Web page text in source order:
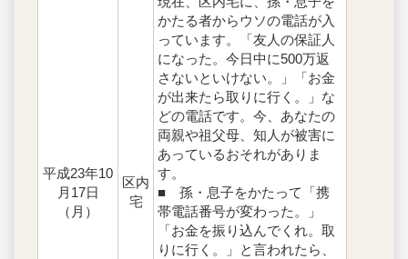
平成23年10
月17日
（月）
区内
宅
かたる者からウソの電話が入
っています。「友人の保証人
になった。今日中に500万返
さないといけない。」「お金
が出来たら取りに行く。」な
どの電話です。今、あなたの
両親や祖父母、知人が被害に
あっているおそれがありま
す。
■ 孫・息子をかたって「携
帯電話番号が変わった。」
「お金を振り込んでくれ。取
りに行く。」と言われたら、